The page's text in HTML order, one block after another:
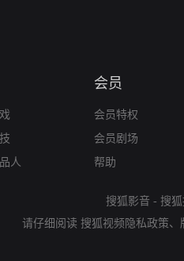
人
会员
会员特权
会员剧场
帮助
搜狐影音 - 搜
请仔细阅读 搜狐视频隐私政策、